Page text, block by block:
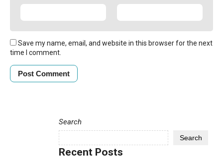
Save my name, email, and website in this browser for the next
time I comment.
Search
Search
Recent Posts